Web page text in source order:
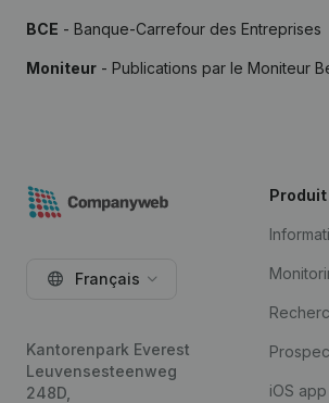
BCE - Banque-Carrefour des Entreprises
Moniteur - Publications par le Moniteur
Français
Kantorenpark Everest
Leuvensesteenweg
248D,
Produit
iOS app